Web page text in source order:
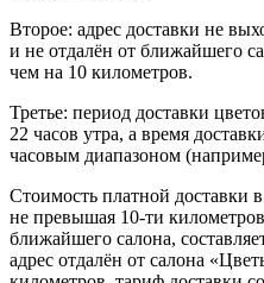
Второе: адрес доставки не
и не отдалён от ближайшего
чем на 10 километров.
Третье: период доставки
22 часов утра, а время
часовым диапазоном
Стоимость платной доставки
не превышая 10-ти
ближайшего салона,
адрес отдалён от салона